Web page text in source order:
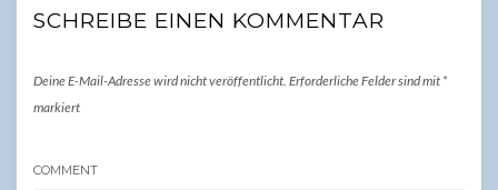
SCHREIBE EINEN KOMMENTAR
Deine E-Mail-Adresse wird nicht veröffentlicht. Erforderliche Felder sind mit *
markiert
COMMENT